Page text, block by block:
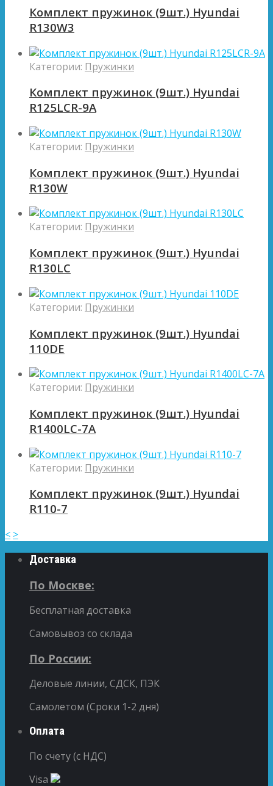
Комплект пружинок (9шт.) Hyundai
R130W3
Категории: Пружинки
Комплект пружинок (9шт.) Hyundai
R125LCR-9A
Категории: Пружинки
Комплект пружинок (9шт.) Hyundai
R130W
Категории: Пружинки
Комплект пружинок (9шт.) Hyundai
R130LC
Категории: Пружинки
Комплект пружинок (9шт.) Hyundai
110DE
Категории: Пружинки
Комплект пружинок (9шт.) Hyundai
R1400LC-7A
Категории: Пружинки
Комплект пружинок (9шт.) Hyundai
R110-7
< >
Доставка
По Москве:
Бесплатная доставка
Самовывоз со склада
По России:
Деловые линии, СДСК, ПЭК
Самолетом (Сроки 1-2 дня)
Оплата
По счету (с НДС)
Visa